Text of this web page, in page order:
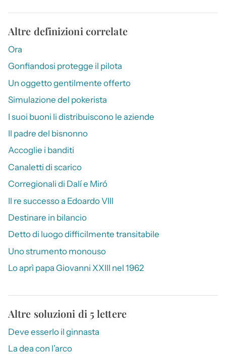
Altre definizioni correlate
Ora
Gonfiandosi protegge il pilota
Un oggetto gentilmente offerto
Simulazione del pokerista
I suoi buoni li distribuiscono le aziende
Il padre del bisnonno
Accoglie i banditi
Canaletti di scarico
Corregionali di Dalí e Miró
Il re successo a Edoardo VIII
Destinare in bilancio
Detto di luogo difficilmente transitabile
Uno strumento monouso
Lo aprì papa Giovanni XXIII nel 1962
Altre soluzioni di 5 lettere
Deve esserlo il ginnasta
La dea con l’arco